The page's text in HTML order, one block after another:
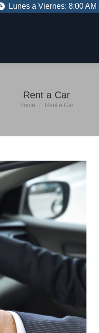
Lunes a Viernes: 8:00
Rent a Car
You are here:
Home Rent a Car